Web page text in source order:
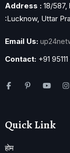
Address : 18/
:Lucknow, Uttar
Email Us:
Contact: +91
Quick Link
होम